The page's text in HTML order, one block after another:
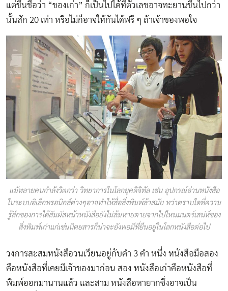
แต่ขึ้นชื่อว่า “ของเก่า” ก็เป็นไปได้ที่ตัวเลขอาจทะยานขึ้นไปกว่า
นั้นสัก 20 เท่า หรือไม่ก็อาจให้กันได้ฟรี ๆ ถ้าเจ้าของพอใจ
แม้หลายคนกำลังวิตกว่า วิทยาการในโลกยุคดิจิทัล เช่น อุปกรณ์อ่านหนังสือ
ในระบบอิเล็กทรอนิกส์ต่างๆอาจทำให้สื่อสิ่งพิมพ์ล้าสมัย ทว่าตราบใดที่ความ
รู้สึกของการได้สัมผัสหน้าหนังสือยังไม่ล้มหายตายจากไปไหนมนตร์เสน่ห์ของ
สิ่งพิมพ์เก่าแก่เช่นนิตยสารก็น่าจะยังพอมีที่ยืนอยู่ในโลกหนังสือต่อไป
วงการสะสมหนังสือวนเวียนอยู่กับคำ 3 คำ หนึ่ง หนังสือมือสอง
คือหนังสือที่เคยมีเจ้าของมาก่อน สอง หนังสือเก่าคือหนังสือที่
พิมพ์ออกมานานแล้ว และสาม หนังสือหายากซึ่งอาจเป็น